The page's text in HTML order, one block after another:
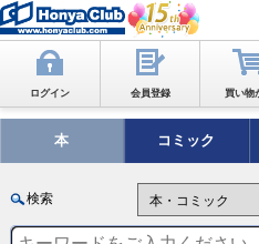
ログイン 会員登録 買い物
本 コミック
検索